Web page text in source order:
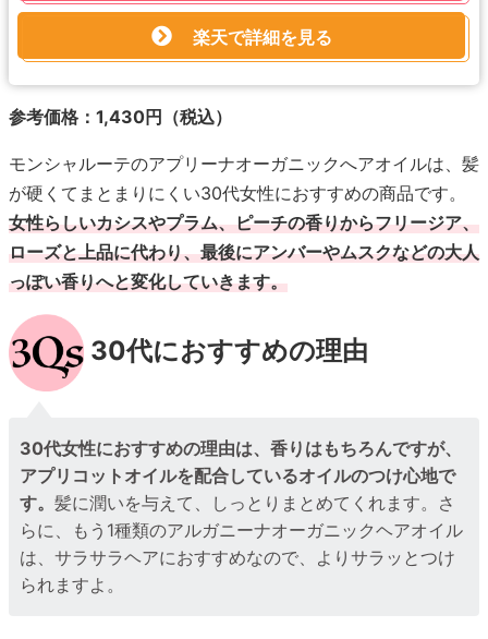
楽天で詳細を見る
参考価格：1,430円（税込）
モンシャルーテのアプリーナオーガニックへアオイルは、髪
が硬くてまとまりにくい30代女性におすすめの商品です。
女性らしいカシスやプラム、ピーチの香りからフリージア、
ローズと上品に代わり、最後にアンバーやムスクなどの大人
っぽい香りへと変化していきます。
30代におすすめの理由
30代女性におすすめの理由は、香りはもちろんですが、
アプリコットオイルを配合しているオイルのつけ心地で
す。髪に潤いを与えて、しっとりまとめてくれます。さ
らに、もう1種類のアルガニーナオーガニックヘアオイル
は、サラサラヘアにおすすめなので、よりサラッとつけ
られますよ。